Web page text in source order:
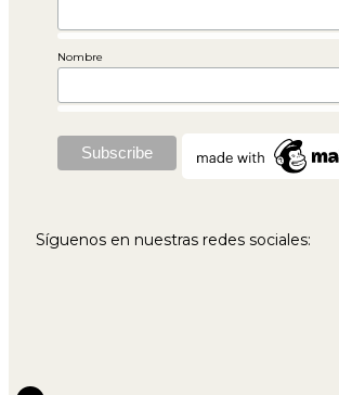
Nombre
Síguenos en nuestras redes sociales: